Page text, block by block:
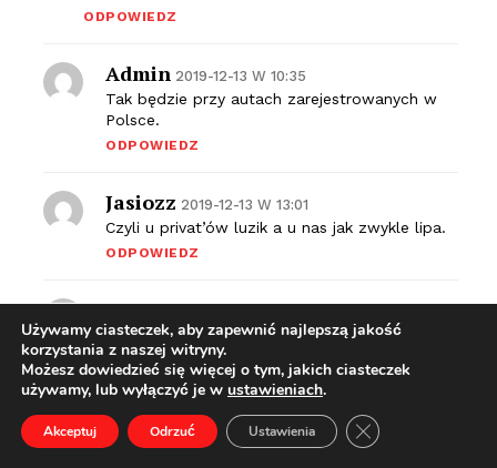
ODPOWIEDZ
Admin 2019-12-13 W 10:35
Tak będzie przy autach zarejestrowanych w
Polsce.
ODPOWIEDZ
Jasiozz 2019-12-13 W 13:01
Czyli u privat’ów luzik a u nas jak zwykle lipa.
ODPOWIEDZ
Admin
Niestety „szara strefa” kolejny raz górą…
ODPOWIEDZ
Muczos 2019-12-15 W 23:39
czy w koncu są jakieś pomysły na strajk lub
Używamy ciasteczek, aby zapewnić najlepszą jakość
korzystania z naszej witryny.
Możesz dowiedzieć się więcej o tym, jakich ciasteczek
używamy, lub wyłączyć je w ustawieniach.
Akceptuj Odrzuć Ustawienia Zamknij panel